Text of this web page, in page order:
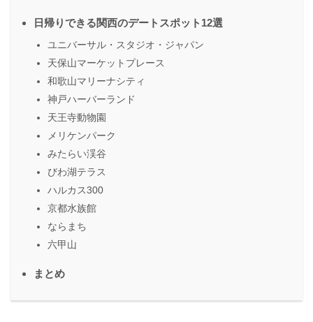
日帰りできる関西のデートスポット12選
ユニバーサル・スタジオ・ジャパン
天保山マーケットプレース
和歌山マリーナシティ
神戸ハーバーランド
天王寺動物園
メリケンパーク
みたらい渓谷
びわ湖テラス
ハルカス300
京都水族館
ならまち
六甲山
まとめ